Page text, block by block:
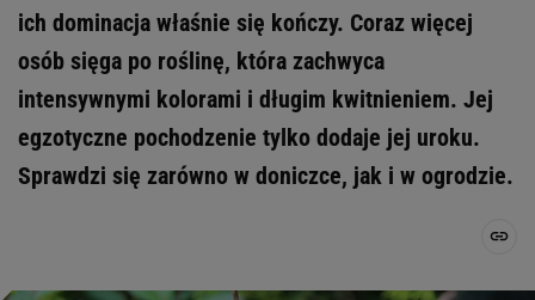
ich dominacja właśnie się kończy. Coraz więcej
osób sięga po roślinę, która zachwyca
intensywnymi kolorami i długim kwitnieniem. Jej
egzotyczne pochodzenie tylko dodaje jej uroku.
Sprawdzi się zarówno w doniczce, jak i w ogrodzie.